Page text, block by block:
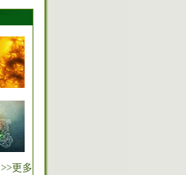
>>更多